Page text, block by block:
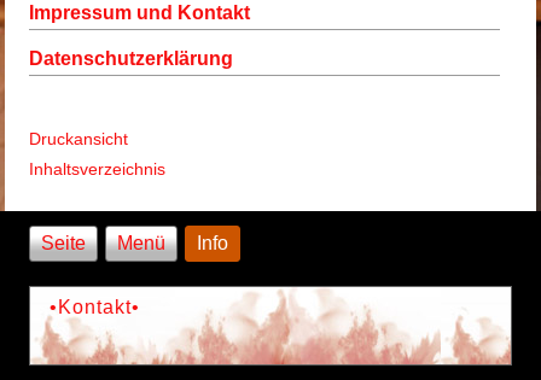
Impressum und Kontakt
Datenschutzerklärung
Druckansicht
Inhaltsverzeichnis
Seite Menü Info
•Kontakt•